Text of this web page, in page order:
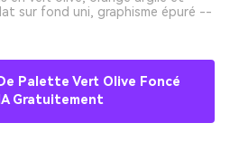
sur fond uni, graphisme épuré --
Palette Vert Olive Foncé
Gratuitement